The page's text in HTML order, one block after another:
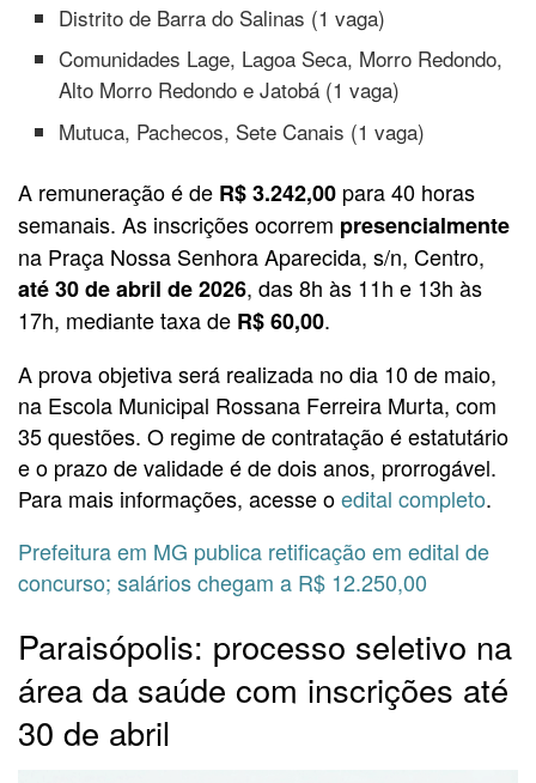
Distrito de Barra do Salinas (1 vaga)
Comunidades Lage, Lagoa Seca, Morro Redondo,
Alto Morro Redondo e Jatobá (1 vaga)
Mutuca, Pachecos, Sete Canais (1 vaga)
A remuneração é de R$ 3.242,00 para 40 horas
semanais. As inscrições ocorrem presencialmente
na Praça Nossa Senhora Aparecida, s/n, Centro,
até 30 de abril de 2026, das 8h às 11h e 13h às
17h, mediante taxa de R$ 60,00.
A prova objetiva será realizada no dia 10 de maio,
na Escola Municipal Rossana Ferreira Murta, com
35 questões. O regime de contratação é estatutário
e o prazo de validade é de dois anos, prorrogável.
Para mais informações, acesse oedital completo.
Prefeitura em MG publica retificação em edital de
concurso; salários chegam a R$ 12.250,00
Paraisópolis: processo seletivo na
área da saúde com inscrições até
30 de abril